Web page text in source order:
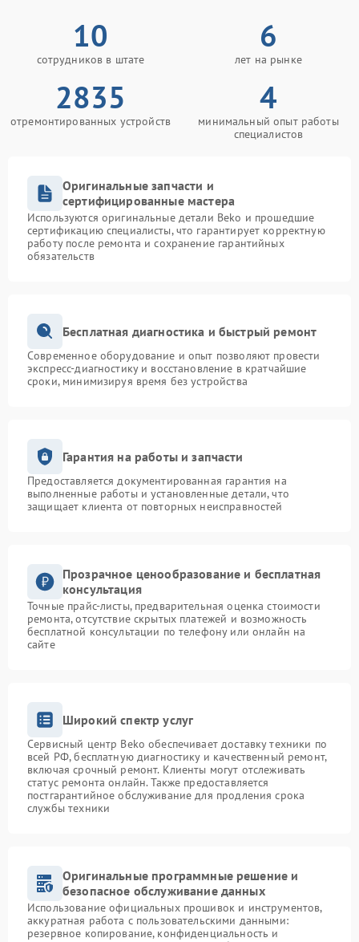
10
сотрудников в штате
6
лет на рынке
2835
отремонтированных устройств
4
минимальный опыт работы
специалистов
Оригинальные запчасти и
сертифицированные мастера
Используются оригинальные детали Beko и прошедшие
сертификацию специалисты, что гарантирует корректную
работу после ремонта и сохранение гарантийных
обязательств
Бесплатная диагностика и быстрый ремонт
Современное оборудование и опыт позволяют провести
экспресс-диагностику и восстановление в кратчайшие
сроки, минимизируя время без устройства
Гарантия на работы и запчасти
Предоставляется документированная гарантия на
выполненные работы и установленные детали, что
защищает клиента от повторных неисправностей
Прозрачное ценообразование и бесплатная
консультация
Точные прайс-листы, предварительная оценка стоимости
ремонта, отсутствие скрытых платежей и возможность
бесплатной консультации по телефону или онлайн на
сайте
Широкий спектр услуг
Сервисный центр Beko обеспечивает доставку техники по
всей РФ, бесплатную диагностику и качественный ремонт,
включая срочный ремонт. Клиенты могут отслеживать
статус ремонта онлайн. Также предоставляется
постгарантийное обслуживание для продления срока
службы техники
Оригинальные программные решение и
безопасное обслуживание данных
Использование официальных прошивок и инструментов,
аккуратная работа с пользовательскими данными:
резервное копирование, конфиденциальность и